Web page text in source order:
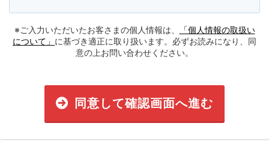
※ご入力いただいたお客さまの個人情報は、
「個人情報の取扱い
について」 に基づき適正に取り扱います。必ずお読みになり、同
意の上お問い合わせください。
同意して確認画面へ進む